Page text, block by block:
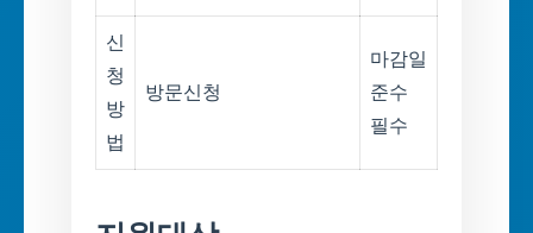
신
청
방
법
방문신청
마감일
준수
필수